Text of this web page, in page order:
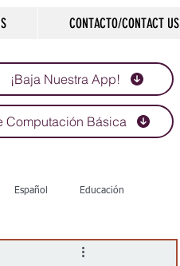
CONTACTO/CONTACT US
¡Baja Nuestra App!
Computación Básica
Español Educación